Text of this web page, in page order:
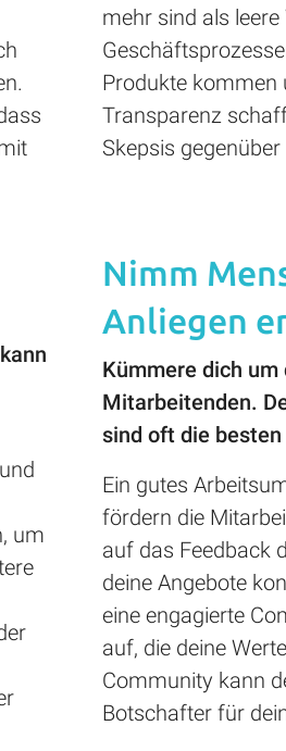
mehr sind als
Produkte kommen
Transparenz
Skepsis
um
Nimm
Anliegen
Kümmere dich
Mitarbeitenden.
sind oft die
Ein gutes
fördern die
auf das Feedback
deine Angebote
eine engagierte
auf, die deine
Community kann
Botschafter für